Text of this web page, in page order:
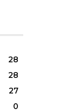
28
28
27
0